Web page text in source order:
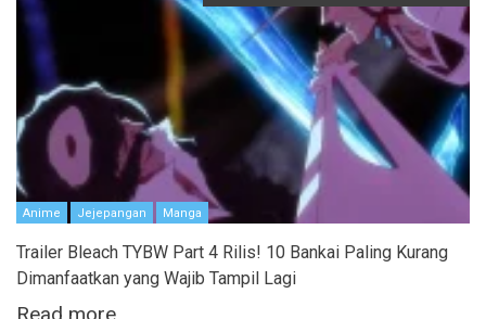
Anime Jejepangan Manga
Trailer Bleach TYBW Part 4 Rilis! 10 Bankai Paling Kurang
Dimanfaatkan yang Wajib Tampil Lagi
Read more